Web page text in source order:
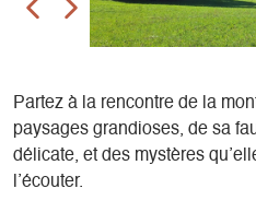
Partez à la rencontre de la
paysages grandioses, de sa
délicate, et des mystères
l’écouter.